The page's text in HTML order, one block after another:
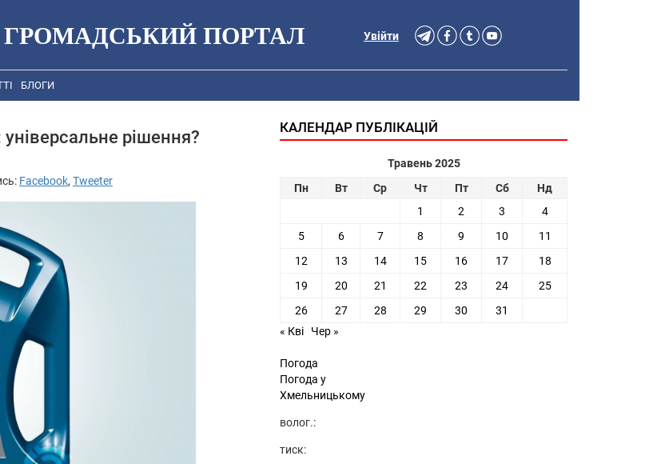
ПОРТАЛ Увійти
БЛОГИ
рішення?
Facebook, Tweeter
КАЛЕНДАР ПУБЛІКАЦІЙ
Травень 2025
Пн
Вт Ср Чт Пт Сб
Нд
1
2 3
4
5
6 7 8 9 10
11
12
13 14 15 16 17
18
19
20 21 22 23 24
25
26
27 28 29 30
31
« Кві
Чер »
Погода
Погода у
Хмельницькому
волог.:
тиск: